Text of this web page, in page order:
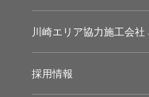
川崎エリア協力施工会社
採用情報